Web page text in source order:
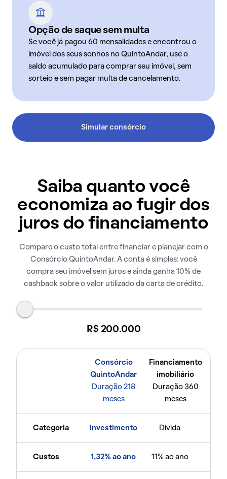
Opção de saque sem multa
Se você já pagou 60 mensalidades e encontrou o
imóvel dos seus sonhos no QuintoAndar, use o
saldo acumulado para comprar seu imóvel, sem
sorteio e sem pagar multa de cancelamento.
Simular consórcio
Saiba quanto você
economiza ao fugir dos
juros do financiamento
Compare o custo total entre financiar e planejar com o
Consórcio QuintoAndar. A conta é simples: você
compra seu imóvel sem juros e ainda ganha 10% de
cashback sobre o valor utilizado da carta de crédito.
R$ 200.000
Consórcio
QuintoAndar
Duração 218
meses
Financiamento
imobiliário
Duração 360
meses
Categoria Investimento Dívida
Custos 1,32% ao ano 11% ao ano